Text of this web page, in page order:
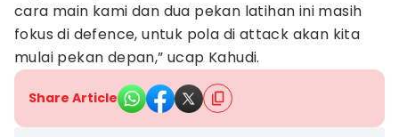
cara main kami dan dua pekan latihan ini masih
fokus di defence, untuk pola di attack akan kita
mulai pekan depan,” ucap Kahudi.
Share Article